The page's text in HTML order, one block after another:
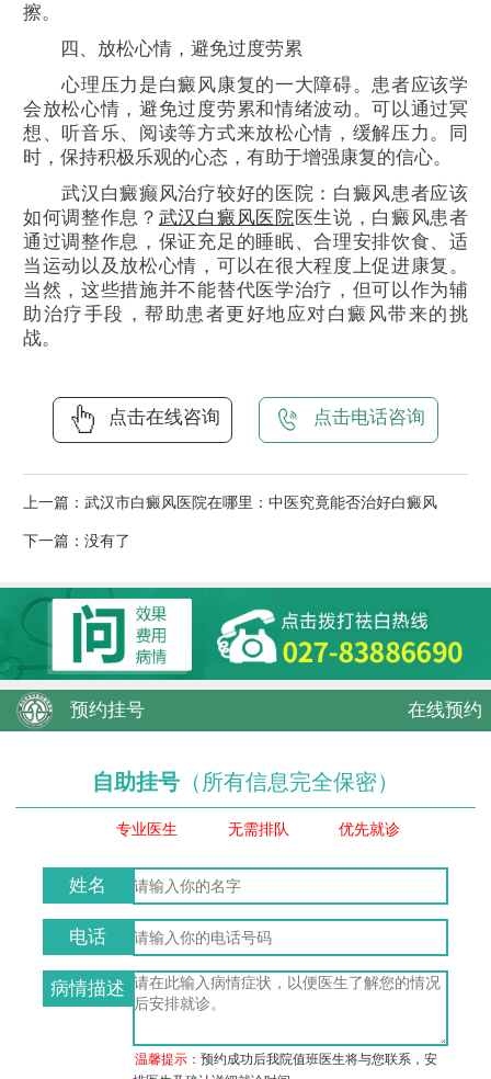
擦。
四、放松心情，避免过度劳累
心理压力是白癜风康复的一大障碍。患者应该学
会放松心情，避免过度劳累和情绪波动。可以通过冥
想、听音乐、阅读等方式来放松心情，缓解压力。同
时，保持积极乐观的心态，有助于增强康复的信心。
武汉白癜癫风治疗较好的医院：白癜风患者应该
如何调整作息？ 武汉白癜风医院医生说，白癜风患者
通过调整作息，保证充足的睡眠、合理安排饮食、适
当运动以及放松心情，可以在很大程度上促进康复。
当然，这些措施并不能替代医学治疗，但可以作为辅
助治疗手段，帮助患者更好地应对白癜风带来的挑
战。
点击在线咨询 点击电话咨询
上一篇： 武汉市白癜风医院在哪里：中医究竟能否治好白癜风
下一篇：没有了
预约挂号 在线预约
自助挂号 （所有信息完全保密）
专业医生 无需排队 优先就诊
姓名
电话
病情描述
温馨提示：预约成功后我院值班医生将与您联系，安